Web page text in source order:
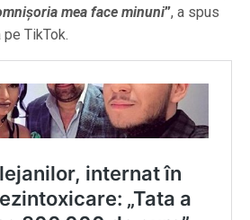
mea face minuni”, a spus
TikTok.